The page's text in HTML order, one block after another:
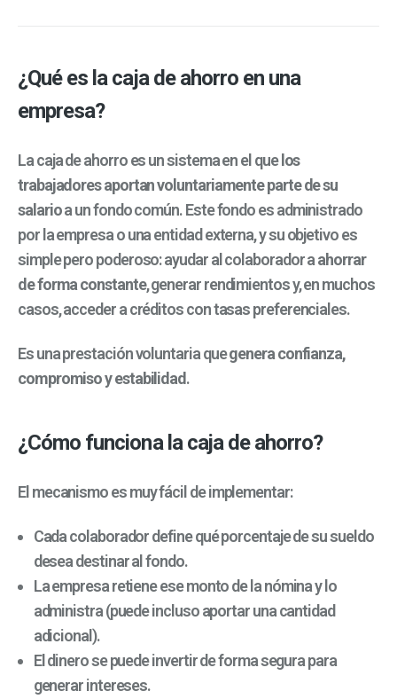
¿Qué es la caja de ahorro en una
empresa?
La caja de ahorro es un sistema en el quelos
trabajadores aportan voluntariamente parte de su
salarioa un fondo común. Este fondo es administrado
por la empresa o una entidad externa, y su objetivo es
simple pero poderoso: ayudar al colaborador aahorrar
de forma constante, generar rendimientos y, en muchos
casos, acceder a créditos con tasas preferenciales.
Es una prestación voluntaria quegenera confianza,
compromiso y estabilidad.
¿Cómo funciona la caja de ahorro?
El mecanismo es muy fácil de implementar:
Cada colaborador define qué porcentaje de su sueldo
desea destinar al fondo.
La empresa retiene ese monto de la nómina y lo
administra (puede incluso aportar una cantidad
adicional).
El dinero se puede invertir de forma segura para
generar intereses.